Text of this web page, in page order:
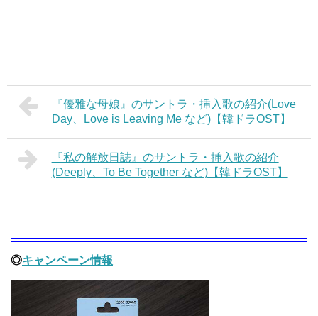
『優雅な母娘』のサントラ・挿入歌の紹介(Love
Day、Love is Leaving Me など)【韓ドラOST】
『私の解放日誌』のサントラ・挿入歌の紹介
(Deeply、To Be Together など)【韓ドラOST】
◎キャンペーン情報